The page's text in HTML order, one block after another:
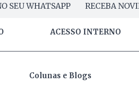
SEU WHATSAPP RECEBA
ACESSO INTERNO
Colunas e Blogs